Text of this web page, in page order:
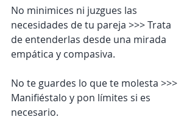
No minimices ni juzgues las
necesidades de tu pareja >>> Trata
de entenderlas desde una mirada
empática y compasiva.
No te guardes lo que te molesta >>>
Manifiéstalo y pon límites si es
necesario.